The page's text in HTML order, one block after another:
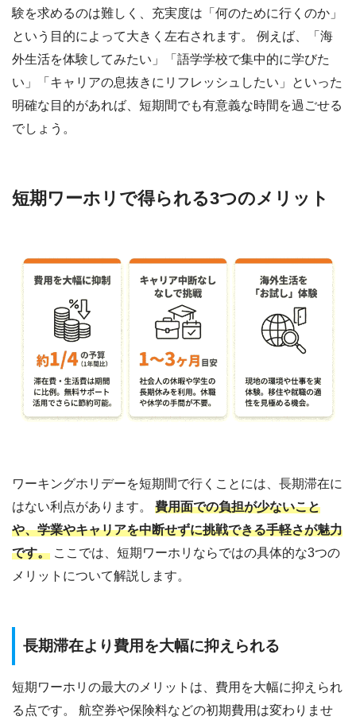
験を求めるのは難しく、充実度は「何のために行くのか」
という目的によって大きく左右されます。 例えば、「海
外生活を体験してみたい」「語学学校で集中的に学びた
い」「キャリアの息抜きにリフレッシュしたい」といった
明確な目的があれば、短期間でも有意義な時間を過ごせる
でしょう。
短期ワーホリで得られる3つのメリット
ワーキングホリデーを短期間で行くことには、長期滞在に
はない利点があります。 費用面での負担が少ないこと
や、学業やキャリアを中断せずに挑戦できる手軽さが魅力
です。 ここでは、短期ワーホリならではの具体的な3つの
メリットについて解説します。
長期滞在より費用を大幅に抑えられる
短期ワーホリの最大のメリットは、費用を大幅に抑えられ
る点です。 航空券や保険料などの初期費用は変わりませ